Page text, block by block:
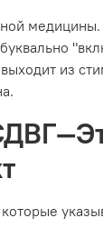
буквально
из